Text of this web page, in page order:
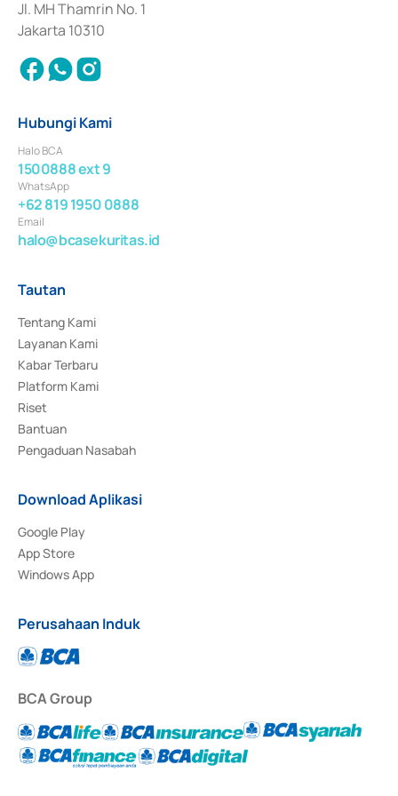
Jl. MH Thamrin No. 1
Jakarta 10310
Hubungi Kami
Halo BCA
1500888 ext 9
WhatsApp
+62 819 1950 0888
Email
halo@bcasekuritas.id
Tautan
Tentang Kami
Layanan Kami
Kabar Terbaru
Platform Kami
Riset
Bantuan
Pengaduan Nasabah
Download Aplikasi
Google Play
App Store
Windows App
Perusahaan Induk
BCA Group